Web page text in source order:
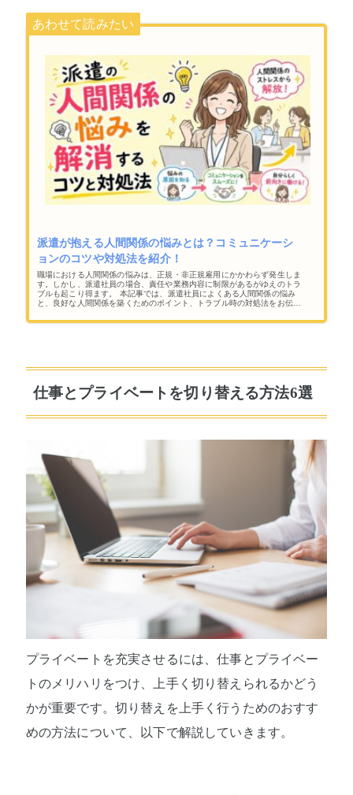
派遣が抱える人間関係の悩みとは？コミュニケーシ
ョンのコツや対処法を紹介！
職場における人間関係の悩みは、正規・非正規雇用にかかわらず発生しま
す。しかし、派遣社員の場合、責任や業務内容に制限があるがゆえのトラ
ブルも起こり得ます。 本記事では、派遣社員によくある人間関係の悩み
と、良好な人間関係を築くためのポイント、トラブル時の対処法をお伝え
仕事とプライベートを切り替える方法6選
プライベートを充実させるには、仕事とプライベー
トのメリハリをつけ、上手く切り替えられるかどう
かが重要です。切り替えを上手く行うためのおすす
めの方法について、以下で解説していきます。